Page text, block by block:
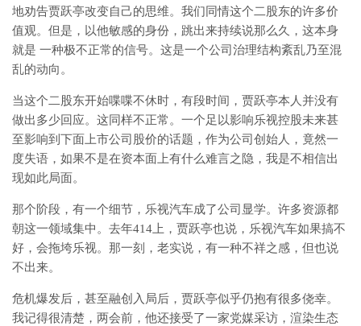
地劝告贾跃亭改变自己的思维。我们同情这个二股东的许多价
值观。但是，以他敏感的身份，跳出来持续说那么久，这本身
就是 一种极不正常的信号。这是一个公司治理结构紊乱乃至混
乱的动向。
当这个二股东开始喋喋不休时，有段时间，贾跃亭本人并没有
做出多少回应。这同样不正常。一个足以影响乐视控股未来甚
至影响到下面上市公司股价的话题，作为公司创始人，竟然一
度失语，如果不是在资本面上有什么难言之隐，我是不相信出
现如此局面。
那个阶段，有一个细节，乐视汽车成了公司显学。许多资源都
朝这一领域集中。去年414上，贾跃亭也说，乐视汽车如果搞不
好，会拖垮乐视。那一刻，老实说，有一种不祥之感，但也说
不出来。
危机爆发后，甚至融创入局后，贾跃亭似乎仍抱有很多侥幸。
我记得很清楚，两会前，他还接受了一家党媒采访，渲染生态